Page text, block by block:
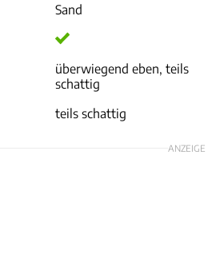
Sand
überwiegend eben, teils
schattig
teils schattig
ANZEIGE